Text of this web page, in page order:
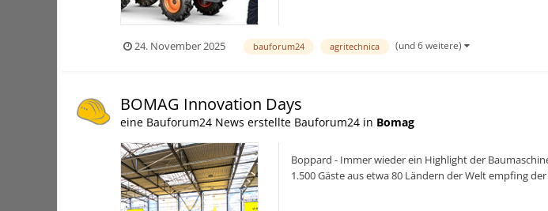
24. November 2025 bauforum24 agritechnica (und 6 weitere)
BOMAG Innovation Days
eine Bauforum24 News erstellte Bauforum24 in Bomag
Boppard - Immer wieder ein Highlight der
1.500 Gäste aus etwa 80 Ländern der Welt empfing